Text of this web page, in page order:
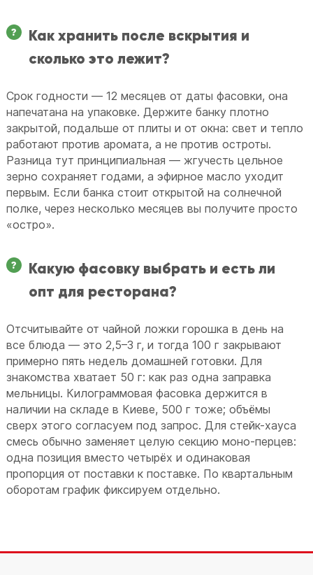
Как хранить после вскрытия и
сколько это лежит?
Срок годности — 12 месяцев от даты фасовки, она
напечатана на упаковке. Держите банку плотно
закрытой, подальше от плиты и от окна: свет и тепло
работают против аромата, а не против остроты.
Разница тут принципиальная — жгучесть цельное
зерно сохраняет годами, а эфирное масло уходит
первым. Если банка стоит открытой на солнечной
полке, через несколько месяцев вы получите просто
«остро».
Какую фасовку выбрать и есть ли
опт для ресторана?
Отсчитывайте от чайной ложки горошка в день на
все блюда — это 2,5–3 г, и тогда 100 г закрывают
примерно пять недель домашней готовки. Для
знакомства хватает 50 г: как раз одна заправка
мельницы. Килограммовая фасовка держится в
наличии на складе в Киеве, 500 г тоже; объёмы
сверх этого согласуем под запрос. Для стейк-хауса
смесь обычно заменяет целую секцию моно-перцев:
одна позиция вместо четырёх и одинаковая
пропорция от поставки к поставке. По квартальным
оборотам график фиксируем отдельно.